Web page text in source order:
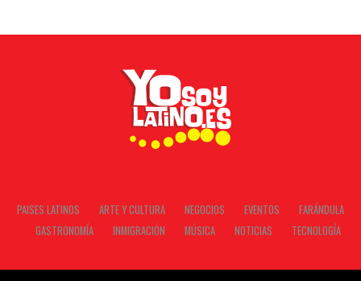
PAISES LATINOS ARTE Y CULTURA NEGOCIOS EVENTOS
FARÁNDULA
GASTRONOMÍA
INMIGRACIÓN MÚSICA NOTICIAS TECNOLOGÍA